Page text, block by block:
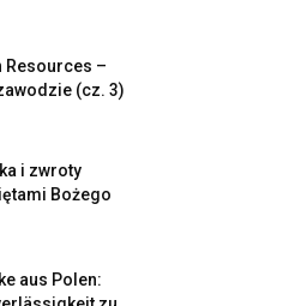
Resources –
(cz. 3)
i zwroty
Bożego
aus Polen: